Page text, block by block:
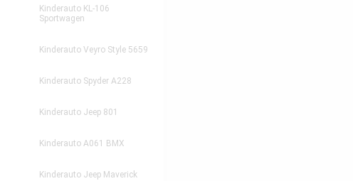
Kinderauto KL-106
Sportwagen
Kinderauto Veyro Style 5659
Kinderauto Spyder A228
Kinderauto Jeep 801
Kinderauto A061 BMX
Kinderauto Jeep Maverick